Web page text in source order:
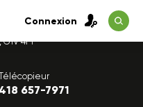
Connexion
Bureau 200
4P1
418 657-7971